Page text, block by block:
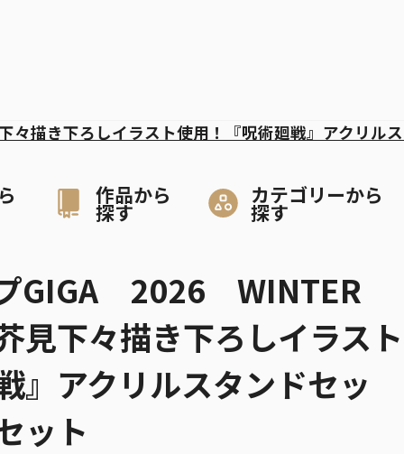
作品から
探す
カテゴリーから
探す
き下ろしイラスト使用！『呪術廻戦』アクリル
プGIGA 2026 WINTER
下々描き下ろしイラスト
』アクリルスタンドセッ
ット